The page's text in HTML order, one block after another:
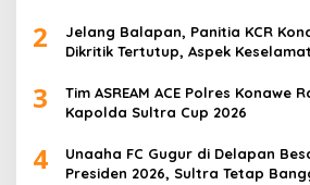
2
Jelang Balapan, Panitia KCR
Dikritik Tertutup, Aspek
3
Tim ASREAM ACE Polres Konawe
Kapolda Sultra Cup 2026
4
Unaaha FC Gugur di Delapan
Presiden 2026, Sultra Tetap